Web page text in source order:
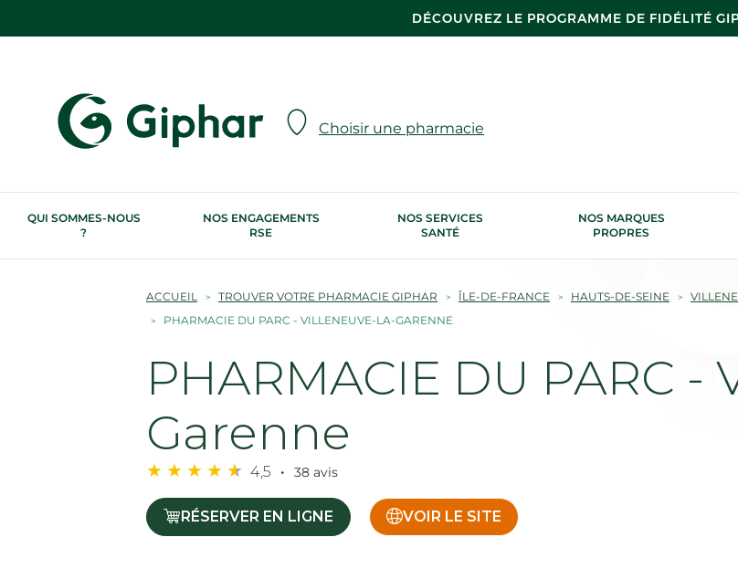
DÉCOUVREZ LE PROGRAMME DE FIDÉLITÉ
Choisir une pharmacie
QUI SOMMES-NOUS
?
NOS ENGAGEMENTS
RSE
NOS SERVICES
SANTÉ
NOS MARQUES
PROPRES
ACCUEIL TROUVER VOTRE PHARMACIE GIPHAR ÎLE-DE-FRANCE HAUTS-DE-SEINE
PHARMACIE DU PARC - VILLENEUVE-LA-GARENNE
PHARMACIE DU PARC -
Garenne
4,5 38 avis
RÉSERVER EN LIGNE VOIR LE SITE